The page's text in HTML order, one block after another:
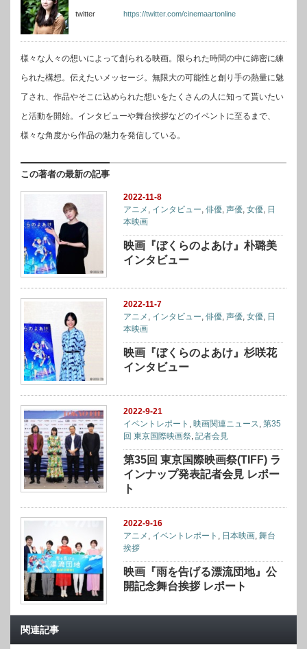
twitter https://twitter.com/cinemaartonline
様々な人々の想いによって創られる映画。限られた時間の中に綿密に練
られた構想。伝えたいメッセージ。無限大の可能性と創り手の熱量に魅
了され、作品やそこに込められた想いをたくさんの人に知って貰いたい
と活動を開始。インタビューや舞台挨拶などのイベントに至るまで、
様々な角度から作品の魅力を発信している。
この著者の最新の記事
2022-11-8
アニメ
インタビュー ,俳優 ,声優 ,女優 日
本映画
映画『ぼくらのよあけ』朴璐美
インタビュー
2022-11-7
アニメ , インタビュー,俳優,声優,女優, 日
本映画
映画『ぼくらのよあけ』杉咲花
インタビュー
2022-9-21
イベントレポート ,映画関連ニュース,第35
回 東京国際映画祭,記者会見
第35回 東京国際映画祭(TIFF) ラ
インナップ発表記者会見 レポー
ト
2022-9-16
アニメ , イベントレポート , 日本映画,舞台
挨拶
映画『雨を告げる漂流団地』公
開記念舞台挨拶 レポート
関連記事